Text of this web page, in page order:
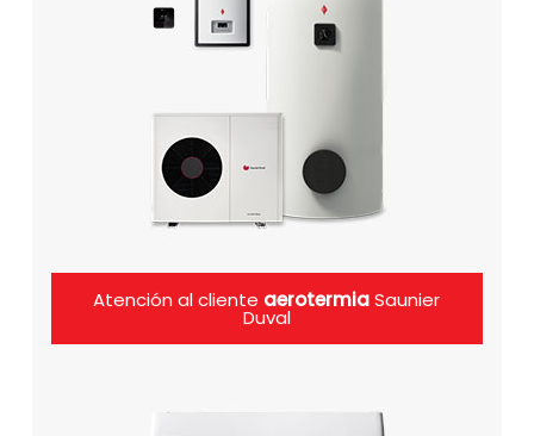
Atención al cliente aerotermiaSaunier
Duval